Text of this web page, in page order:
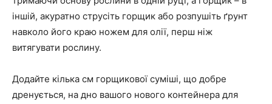
іншій, акуратно струсіть горщик або розпушіть ґрунт
навколо його краю ножем для олії, перш ніж
витягувати рослину.
Додайте кілька см горщикової суміші, що добре
дренується, на дно вашого нового контейнера для